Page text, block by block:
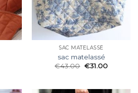
SAC MATELASSÉ
sac matelassé
€43.00 €31.00